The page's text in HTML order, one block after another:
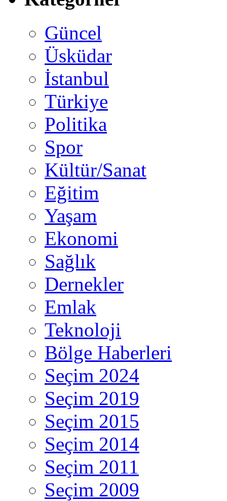
Güncel
Üsküdar
İstanbul
Türkiye
Politika
Spor
Kültür/Sanat
Eğitim
Yaşam
Ekonomi
Sağlık
Dernekler
Emlak
Teknoloji
Bölge Haberleri
Seçim 2024
Seçim 2019
Seçim 2015
Seçim 2014
Seçim 2011
Seçim 2009